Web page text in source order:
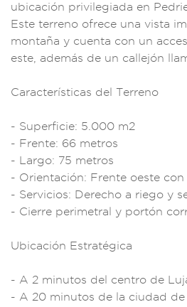
ubicación privilegiada en
Este terreno ofrece una vista im
montaña y cuenta con un
este, además de un callejón
Características del Terreno
- Superficie: 5.000 m2
- Frente: 66 metros
- Largo: 75 metros
- Orientación: Frente oeste
- Servicios: Derecho a riego y
- Cierre perimetral y portón
Ubicación Estratégica
- A 2 minutos del centro de
- A 20 minutos de la ciudad de